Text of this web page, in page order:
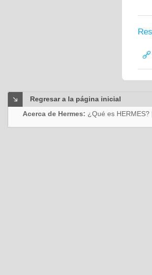
Regresar a la página inicial
Acerca de Hermes: ¿Qué es HERMES?